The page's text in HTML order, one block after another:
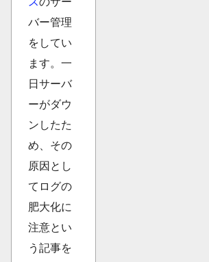
バー管理
をしてい
ます。一
日サーバ
ーがダウ
ンしたた
め、その
原因とし
てログの
肥大化に
注意とい
う記事を